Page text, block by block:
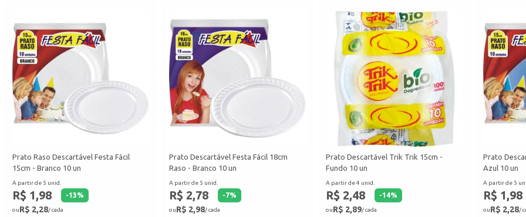
Prato Raso Descartável Festa Fácil
15cm - Branco 10 un
A partir de 5 unid.
R$ 1,98 -13%
ouR$ 2,28/ cada
Prato Descartável Festa Fácil 18cm
Raso - Branco 10 un
A partir de 5 unid.
R$ 2,78 -7%
ouR$ 2,98/ cada
Prato Descartável Trik Trik 15cm -
Fundo 10 un
A partir de 4 unid.
R$ 2,48 -14%
ouR$ 2,89/ cada
Prato
Azul 10 un
A partir de 5
R$ 1,98
ouR$ 2,28/